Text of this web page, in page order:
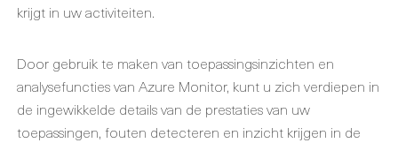
krijgt in uw activiteiten.
Door gebruik te maken van toepassingsinzichten en
analysefuncties van Azure Monitor, kunt u zich verdiepen in
de ingewikkelde details van de prestaties van uw
toepassingen, fouten detecteren en inzicht krijgen in de